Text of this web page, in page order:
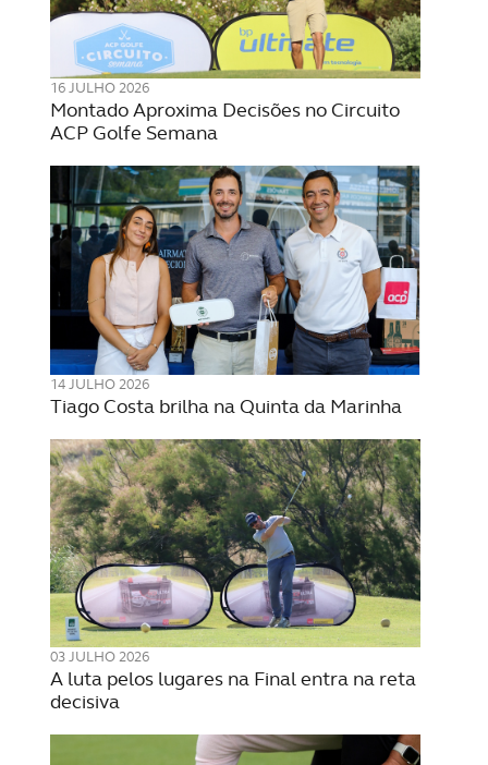
16 JULHO 2026
Montado Aproxima Decisões no Circuito
ACP Golfe Semana
14 JULHO 2026
Tiago Costa brilha na Quinta da Marinha
03 JULHO 2026
A luta pelos lugares na Final entra na reta
decisiva